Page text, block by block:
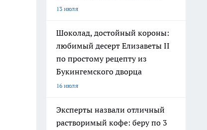
13 июля
Шоколад, достойный короны:
любимый десерт Елизаветы II
по простому рецепту из
Букингемского дворца
16 июля
Эксперты назвали отличный
растворимый кофе: беру по 3